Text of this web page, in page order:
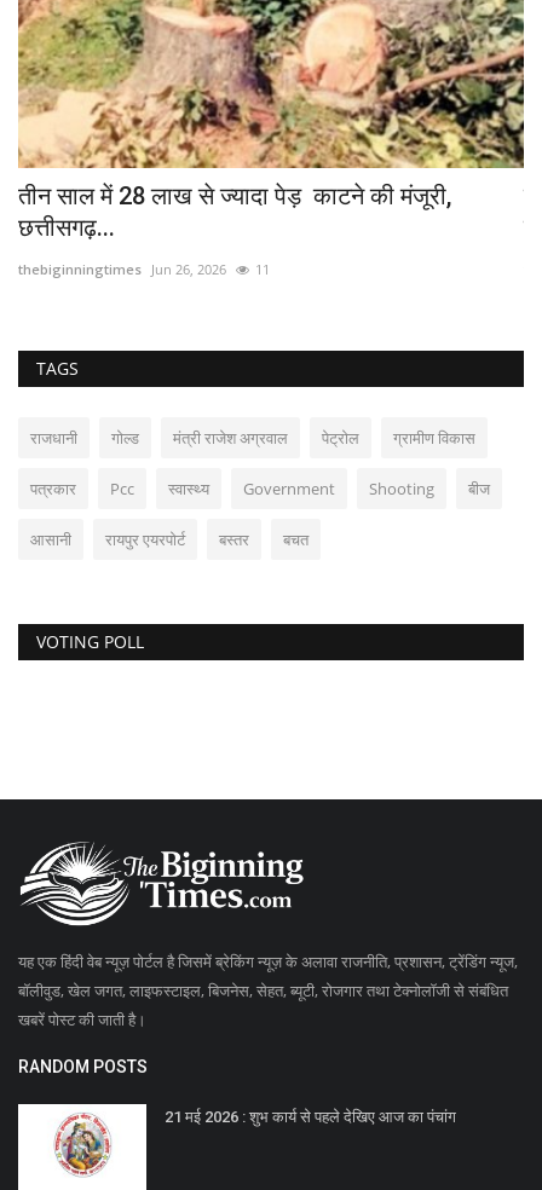
तीन साल में 28 लाख से ज्यादा पेड़ काटने की मंजूरी,
छत्तीसगढ़...
thebiginningtimes Jun 26, 2026 11
TAGS
राजधानी गोल्ड मंत्री राजेश अग्रवाल पेट्रोल ग्रामीण विकास
पत्रकार Pcc स्वास्थ्य Government Shooting बीज
आसानी रायपुर एयरपोर्ट बस्तर बचत
VOTING POLL
यह एक हिंदी वेब न्यूज़ पोर्टल है जिसमें ब्रेकिंग न्यूज़ के अलावा राजनीति, प्रशासन, ट्रेंडिंग न्यूज,
बॉलीवुड, खेल जगत, लाइफस्टाइल, बिजनेस, सेहत, ब्यूटी, रोजगार तथा टेक्नोलॉजी से संबंधित
खबरें पोस्ट की जाती है।
RANDOM POSTS
21 मई 2026 : शुभ कार्य से पहले देखिए आज का पंचांग